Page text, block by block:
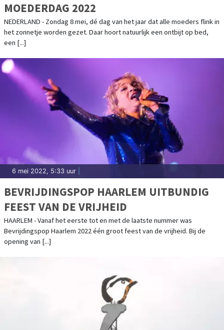
MOEDERDAG 2022
NEDERLAND - Zondag 8 mei, dé dag van het jaar dat alle moeders flink in
het zonnetje worden gezet. Daar hoort natuurlijk een ontbijt op bed,
een [...]
6 mei 2022, 5:33 uur
BEVRIJDINGSPOP HAARLEM UITBUNDIG
FEEST VAN DE VRIJHEID
HAARLEM - Vanaf het eerste tot en met de laatste nummer was
Bevrijdingspop Haarlem 2022 één groot feest van de vrijheid. Bij de
opening van [...]